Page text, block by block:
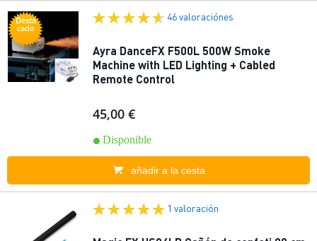
Desta
cado
46 valoraciónes
Ayra DanceFX F500L 500W Smoke
Machine with LED Lighting + Cabled
Remote Control
45,00 €
Disponible
añadir a la cesta
1 valoración